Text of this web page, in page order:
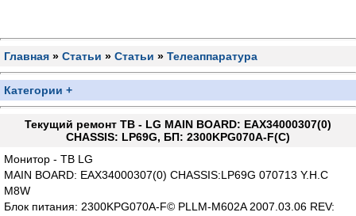
Главная » Статьи » Статьи » Телеаппаратура
Категории +
Текущий ремонт ТВ - LG MAIN BOARD: EAX34000307(0)
CHASSIS: LP69G, БП: 2300KPG070A-F(C)
Монитор - ТВ LG
MAIN BOARD: EAX34000307(0) CHASSIS:LP69G 070713 Y.H.C
M8W
Блок питания: 2300KPG070A-F© PLLM-M602A 2007.03.06 REV: